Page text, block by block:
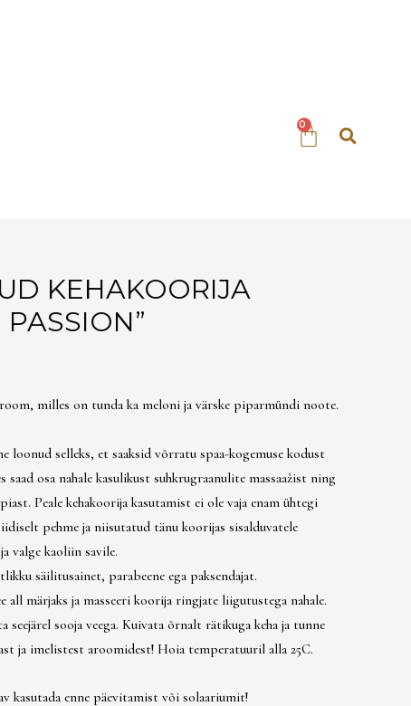
KEHAKOORIJA
milles on tunda ka meloni ja värske piparmündi noote.
loonud selleks, et saaksid võrratu spaa-kogemuse kodust
saad osa nahale kasulikust suhkrugraanulite massaažist ning
Peale kehakoorija kasutamist ei ole vaja enam ühtegi
pehme ja niisutatud tänu koorijas sisalduvatele
valge kaoliin savile.
säilitusainet, parabeene ega paksendajat.
all märjaks ja masseeri koorija ringjate liigutustega nahale.
seejärel sooja veega. Kuivata õrnalt rätikuga keha ja tunne
ja imelistest aroomidest! Hoia temperatuuril alla 25C.
kasutada enne päevitamist või solaariumit!